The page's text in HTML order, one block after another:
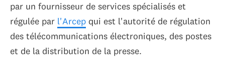
par un fournisseur de services spécialisés et
régulée par l'Arcep qui est l'autorité de régulation
des télécommunications électroniques, des postes
et de la distribution de la presse.